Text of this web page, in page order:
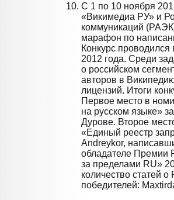
С 1 по 10 ноября
«Викимедиа РУ» и
коммуникаций
марафон по
Конкурс
2012 года. Среди
о российском
авторов в
лицензий. Итоги
Первое место в
на русском языке»
Дурове. Второе
«Единый реестр
Andreykor,
обладателе Премии
за пределами RU»
количество статей
победителей: